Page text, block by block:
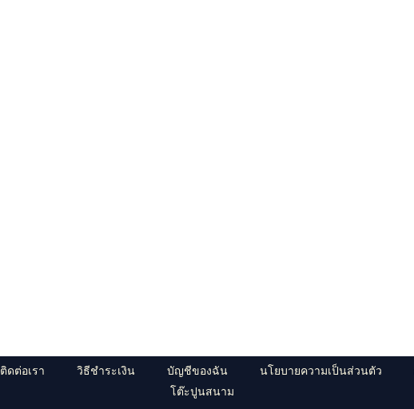
ติดต่อเรา วิธีชำระเงิน บัญชีของฉัน นโยบายความเป็นส่วนตัว
โต๊ะปูนสนาม